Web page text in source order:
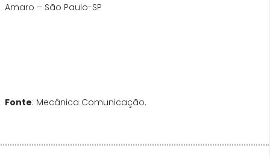
Amaro – São Paulo-SP
Fonte: Mecânica Comunicação.